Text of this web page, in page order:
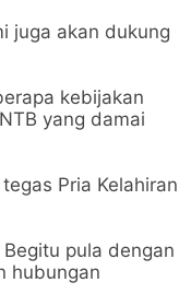
juga akan dukung
kebijakan
yang damai
Pria Kelahiran
pula dengan
hubungan